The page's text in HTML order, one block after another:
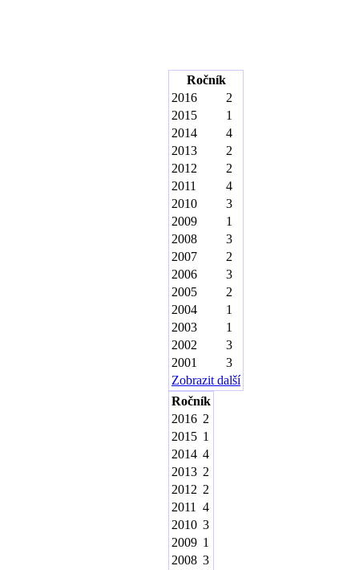
Ročník
2016
2
2015
1
2014
4
2013
2
2012
2
2011
4
2010
3
2009
1
2008
3
2007
2
2006
3
2005
2
2004
1
2003
1
2002
3
2001
3
Zobrazit další
Ročník
2016 2
2015 1
2014 4
2013 2
2012 2
2011
4
2010 3
2009 1
2008 3